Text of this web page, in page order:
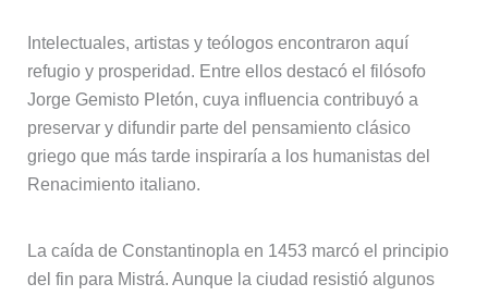
Intelectuales, artistas y teólogos encontraron aquí
refugio y prosperidad. Entre ellos destacó el filósofo
Jorge Gemisto Pletón, cuya influencia contribuyó a
preservar y difundir parte del pensamiento clásico
griego que más tarde inspiraría a los humanistas del
Renacimiento italiano.
La caída de Constantinopla en 1453 marcó el principio
del fin para Mistrá. Aunque la ciudad resistió algunos